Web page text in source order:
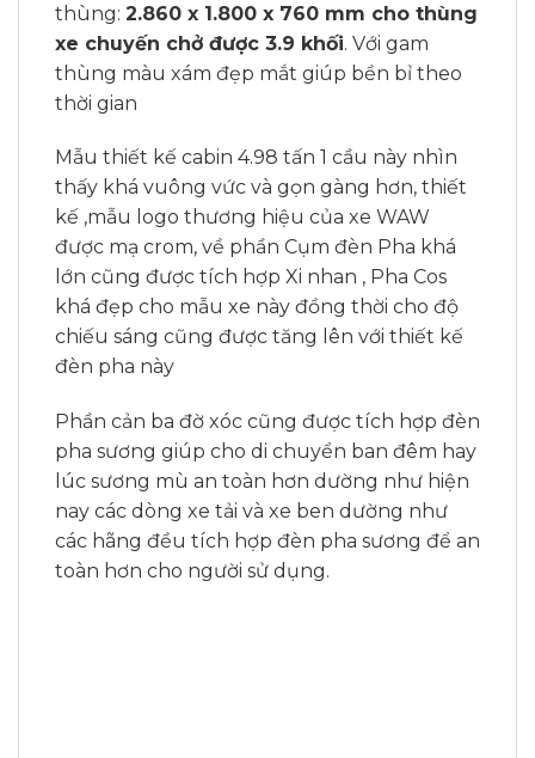
thùng: 2.860 x 1.800 x 760 mm cho thùng
xe chuyến chở được 3.9 khối. Với gam
thùng màu xám đẹp mắt giúp bền bỉ theo
thời gian
Mẫu thiết kế cabin 4.98 tấn 1 cầu này nhìn
thấy khá vuông vức và gọn gàng hơn, thiết
kế ,mẫu logo thương hiệu của xe WAW
được mạ crom, về phần Cụm đèn Pha khá
lớn cũng được tích hợp Xi nhan , Pha Cos
khá đẹp cho mẫu xe này đồng thời cho độ
chiếu sáng cũng được tăng lên với thiết kế
đèn pha này
Phần cản ba đờ xóc cũng được tích hợp đèn
pha sương giúp cho di chuyển ban đêm hay
lúc sương mù an toàn hơn dường như hiện
nay các dòng xe tải và xe ben dường như
các hãng đều tích hợp đèn pha sương để an
toàn hơn cho người sử dụng.